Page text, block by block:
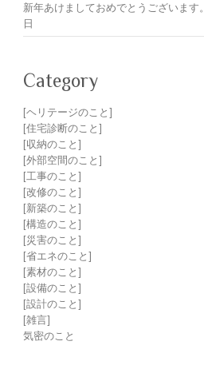
新年あけましておめでとうございます。
日
Category
[ヘリテージのこと]
[住宅診断のこと]
[収納のこと]
[外部空間のこと]
[工事のこと]
[改修のこと]
[新築のこと]
[構造のこと]
[災害のこと]
[省エネのこと]
[素材のこと]
[設備のこと]
[設計のこと]
[雑言]
気密のこと